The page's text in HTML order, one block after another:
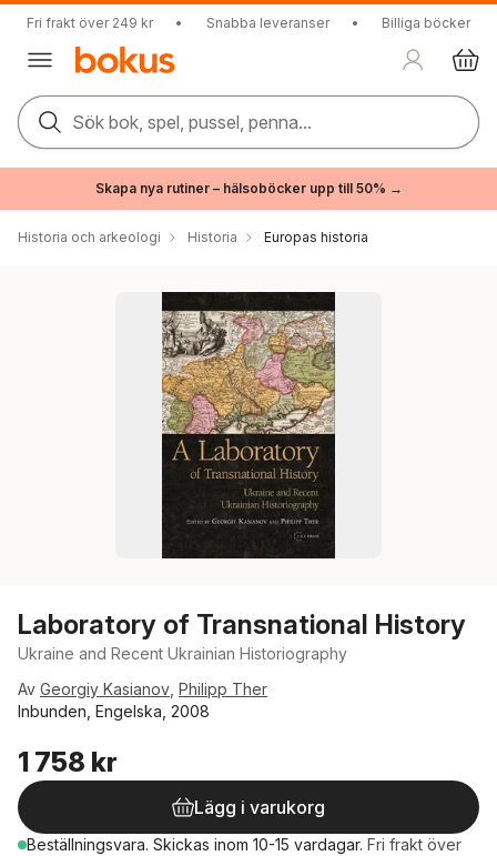
Fri frakt över 249 kr • Snabba leveranser • Billiga böcker
Sök bok, spel, pussel, penna...
Skapa nya rutiner – hälsoböcker upp till 50% →
Historia och arkeologi Historia Europas historia
Laboratory of Transnational History
Ukraine and Recent Ukrainian Historiography
Av Georgiy Kasianov Philipp Ther
Inbunden, Engelska, 2008
1 758 kr
Lägg i varukorg
Beställningsvara. Skickas inom 10-15 vardagar. Fri frakt över